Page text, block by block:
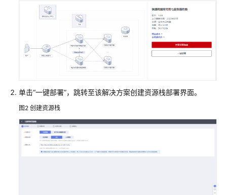
境
WordPress
建
个
人
网
单击“一键部署”，跳转至该解决方案创建资源栈部署界面。
图2 创建资源栈